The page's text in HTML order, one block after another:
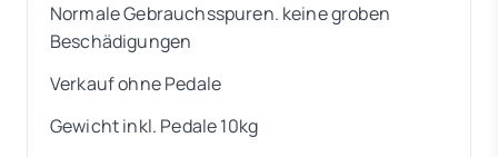
Normale Gebrauchsspuren. keine groben
Beschädigungen
Verkauf ohne Pedale
Gewicht inkl. Pedale 10kg